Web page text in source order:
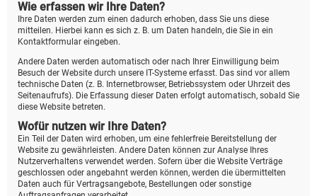
Wie erfassen wir Ihre Daten?
Ihre Daten werden zum einen dadurch erhoben, dass Sie uns diese
mitteilen. Hierbei kann es sich z. B. um Daten handeln, die Sie in ein
Kontaktformular eingeben.
Andere Daten werden automatisch oder nach Ihrer Einwilligung beim
Besuch der Website durch unsere IT-Systeme erfasst. Das sind vor allem
technische Daten (z. B. Internetbrowser, Betriebssystem oder Uhrzeit des
Seitenaufrufs). Die Erfassung dieser Daten erfolgt automatisch, sobald Sie
diese Website betreten.
Wofür nutzen wir Ihre Daten?
Ein Teil der Daten wird erhoben, um eine fehlerfreie Bereitstellung der
Website zu gewährleisten. Andere Daten können zur Analyse Ihres
Nutzerverhaltens verwendet werden. Sofern über die Website Verträge
geschlossen oder angebahnt werden können, werden die übermittelten
Daten auch für Vertragsangebote, Bestellungen oder sonstige